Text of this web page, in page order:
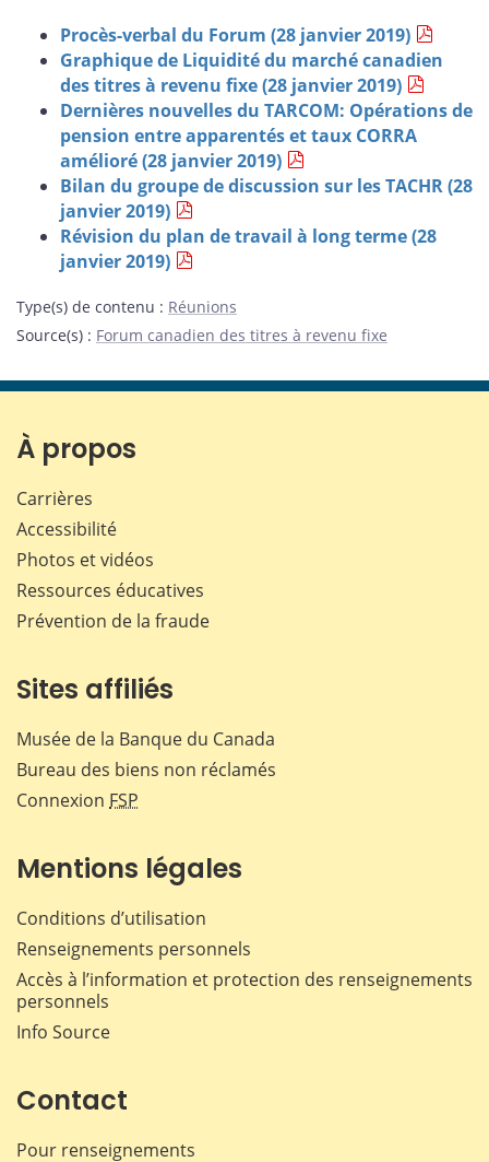
Procès-verbal du Forum (28 janvier 2019)
Graphique de Liquidité du marché canadien
des titres à revenu fixe (28 janvier 2019)
Dernières nouvelles du TARCOM: Opérations de
pension entre apparentés et taux CORRA
amélioré (28 janvier 2019)
Bilan du groupe de discussion sur les TACHR (28
janvier 2019)
Révision du plan de travail à long terme (28
janvier 2019)
Type(s) de contenu : Réunions
Source(s) : Forum canadien des titres à revenu fixe
À propos
Carrières
Accessibilité
Photos et vidéos
Ressources éducatives
Prévention de la fraude
Sites affiliés
Musée de la Banque du Canada
Bureau des biens non réclamés
Connexion FSP
Mentions légales
Conditions d’utilisation
Renseignements personnels
Accès à l’information et protection des renseignements
personnels
Info Source
Contact
Pour renseignements